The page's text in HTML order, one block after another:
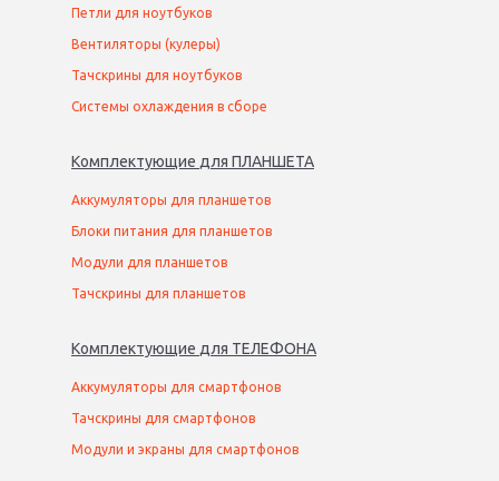
Петли для ноутбуков
Вентиляторы (кулеры)
Тачскрины для ноутбуков
Системы охлаждения в сборе
Комплектующие для ПЛАНШЕТА
Аккумуляторы для планшетов
Блоки питания для планшетов
Модули для планшетов
Тачскрины для планшетов
Комплектующие для ТЕЛЕФОНА
Аккумуляторы для смартфонов
Тачскрины для смартфонов
Модули и экраны для смартфонов